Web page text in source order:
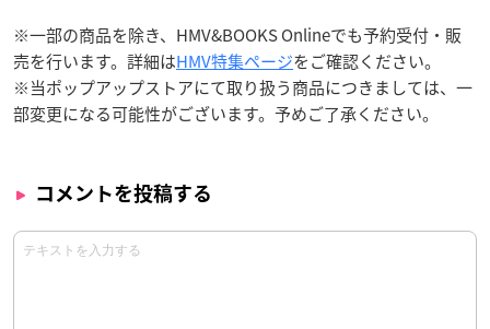
※一部の商品を除き、HMV&BOOKS Onlineでも予約受付・販
売を行います。詳細はHMV特集ページをご確認ください。
※当ポップアップストアにて取り扱う商品につきましては、一
部変更になる可能性がございます。予めご了承ください。
コメントを投稿する